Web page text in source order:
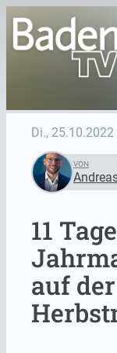
Di., 25.10.2022
VON
11 Tage
auf